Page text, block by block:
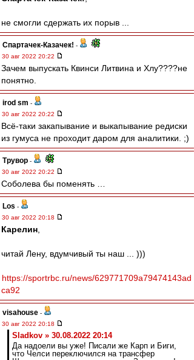
не смогли сдержать их порыв ...
Спартачек-Казачек! -
30 авг 2022 20:22
Зачем выпускать Квинси Литвина и Хлу????не
понятно.
irod sm -
30 авг 2022 20:22
Всё-таки закапывание и выкапывание редиски
из гумуса не проходит даром для аналитики. ;)
Трувор -
30 авг 2022 20:22
Соболева бы поменять …
Los -
30 авг 2022 20:18
Карелин
читай Лену, вдумчивый ты наш ... )))
https://sportrbc.ru/news/629771709a79474143ad
ca92
visahouse -
30 авг 2022 20:18
Sladkov » 30.08.2022 20:14
Да надоели вы уже! Писали же Карп и Биги,
что Челси переключился на трансфер